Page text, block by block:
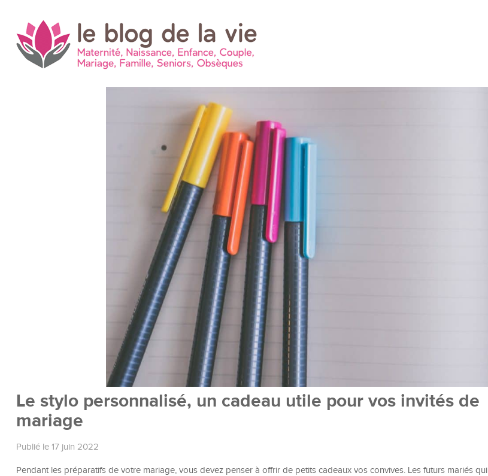
Le stylo personnalisé, un cadeau utile pour vos invités de
mariage
Publié le 17 juin 2022
Pendant les préparatifs de votre mariage, vous devez penser à offrir de petits cadeaux vos convives. Les futurs mariés qui